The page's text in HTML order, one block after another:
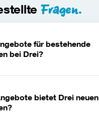
Fragen.
für bestehende
bei Drei?
bietet Drei neuen